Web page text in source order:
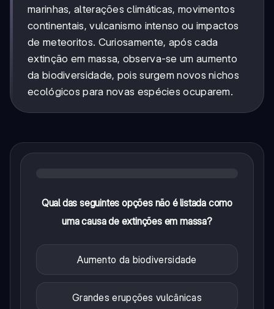
marinhas, alterações climáticas, movimentos
continentais, vulcanismo intenso ou impactos
de meteoritos. Curiosamente, após cada
extinção em massa, observa-se um aumento
da biodiversidade, pois surgem novos nichos
ecológicos para novas espécies ocuparem.
Qual das seguintes opções não é listada como
uma causa de extinções em massa?
Aumento da biodiversidade
Grandes erupções vulcânicas